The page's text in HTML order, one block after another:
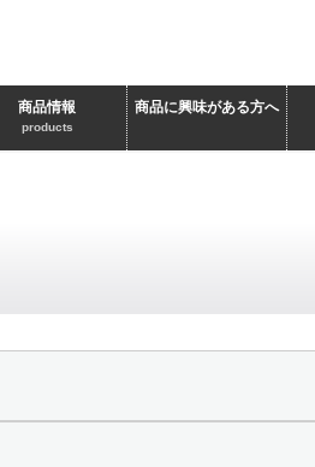
商品情報
products
商品に興味がある方へ